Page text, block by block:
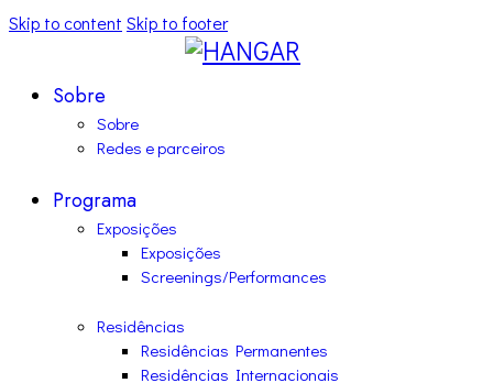
Skip to content Skip to footer
Sobre
Sobre
Redes e parceiros
Programa
Exposições
Exposições
Screenings/Performances
Residências
Residências Permanentes
Residências Internacionais